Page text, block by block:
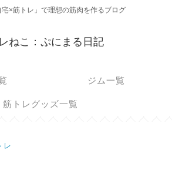
宅×筋トレ」で理想の筋肉を作るブログ
ねこ：ぷにまる日記
ジム一覧
筋トレグッズ一覧
レ